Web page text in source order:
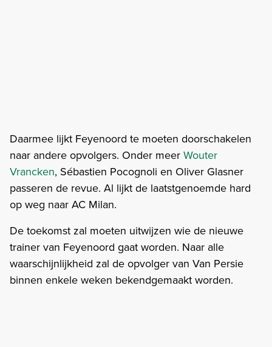
Daarmee lijkt Feyenoord te moeten doorschakelen
naar andere opvolgers. Onder meerWouter
Vrancken, Sébastien Pocognoli en Oliver Glasner
passeren de revue. Al lijkt de laatstgenoemde hard
op weg naar AC Milan.
De toekomst zal moeten uitwijzen wie de nieuwe
trainer van Feyenoord gaat worden. Naar alle
waarschijnlijkheid zal de opvolger van Van Persie
binnen enkele weken bekendgemaakt worden.